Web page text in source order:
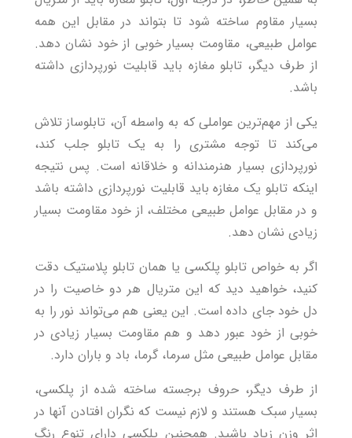
بسیار مقاوم ساخته شود تا بتواند در مقابل این همه
عوامل طبیعی، مقاومت بسیار خوبی از خود نشان دهد.
از طرف دیگر، تابلو مغازه باید قابلیت نورپردازی داشته
باشد.
یکی از مهم‌ترین عواملی که به واسطه آن، تابلوساز تلاش
می‌کند تا توجه مشتری را به یک تابلو جلب کند،
نورپردازی بسیار هنرمندانه و خلاقانه است. پس نتیجه
اینکه تابلو یک مغازه باید قابلیت نورپردازی داشته باشد
و در مقابل عوامل طبیعی مختلف، از خود مقاومت بسیار
زیادی نشان دهد.
اگر به خواص تابلو پلکسی یا همان تابلو پلاستیک دقت
کنید، خواهید دید که این متریال هر دو خاصیت را در
دل خود جای داده است. این یعنی هم می‌تواند نور را به
خوبی از خود عبور دهد و هم مقاومت بسیار زیادی در
مقابل عوامل طبیعی مثل سرما، گرما، باد و باران دارد.
از طرف دیگر، حروف برجسته ساخته شده از پلکسی،
بسیار سبک هستند و لازم نیست که نگران افتادن آنها در
اثر وزن زیاد باشید. همچنین پلکسی دارای تنوع رنگ